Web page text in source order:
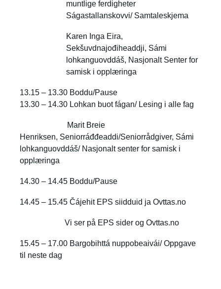
muntlige ferdigheter
Ságastallanskovvi/ Samtaleskjema
Karen Inga Eira,
Sekšuvdnajođiheaddji, Sámi
lohkanguovddáš, Nasjonalt Senter for
samisk i opplæringa
13.15 – 13.30 Boddu/Pause
13.30 – 14.30 Lohkan buot fágan/ Lesing i alle fag
Marit Breie
Henriksen, Seniorráđđeaddi/Seniorrådgiver, Sámi
lohkanguovddáš/ Nasjonalt senter for samisk i
opplæringa
14.30 – 14.45 Boddu/Pause
14.45 – 15.45 Čájehit EPS siidduid ja Ovttas.no
Vi ser på EPS sider og Ovttas.no
15.45 – 17.00 Bargobihttá nuppobeaivái/ Oppgave
til neste dag